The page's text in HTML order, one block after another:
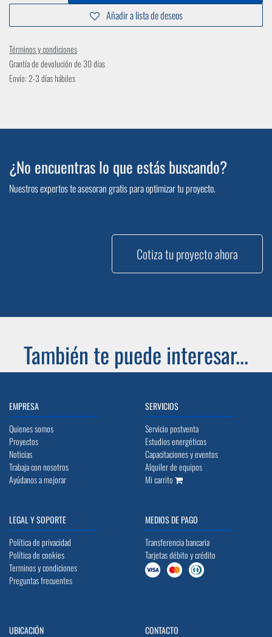
Añadir a lista de deseos
Términos y condiciones
Grantía de devolución de 30 días
Envío: 2-3 días hábiles
¿No encuentras lo que estás buscando?
Nuestros expertos te asesoran gratis para optimizar tu proyecto.
Cotiza tu proyecto ahora
También te puede interesar...
EMPRESA
Quienes somos
Proyectos
Noticias
Trabaja con nosotros
Ayúdanos a mejorar
SERVICIOS
Servicio postventa
Estudios energéticos
Capacitaciones y eventos
Alquiler de equipos
Mi carrito
LEGAL Y SOPORTE
Política de privacidad
Política de cookies
Terminos y condiciones
Preguntas frecuentes
MEDIOS DE PAGO
Transferencia bancaria
Tarjetas débito y crédito
UBICACIÓN CONTACTO